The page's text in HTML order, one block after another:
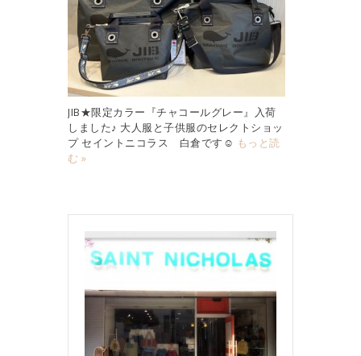
JIB★限定カラー『チャコールグレー』入荷
しました♪ 大人服と子供服のセレクトショッ
プ セイントニコラス 白倉です☺︎ もっと読
む »